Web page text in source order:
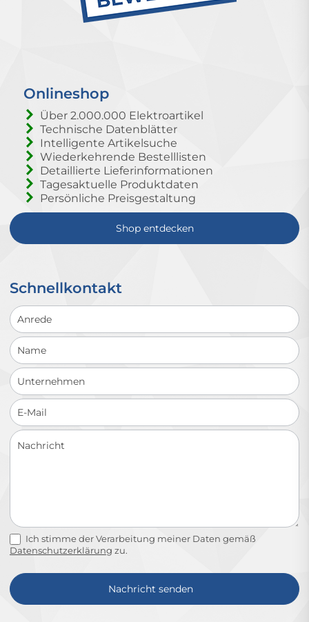
Onlineshop
Über 2.000.000 Elektroartikel
Technische Datenblätter
Intelligente Artikelsuche
Wiederkehrende Bestelllisten
Detaillierte Lieferinformationen
Tagesaktuelle Produktdaten
Persönliche Preisgestaltung
Shop entdecken
Schnellkontakt
Schnellkontakt
Ich stimme der Verarbeitung meiner Daten gemäß
Datenschutzerklärung zu.
Nachricht senden